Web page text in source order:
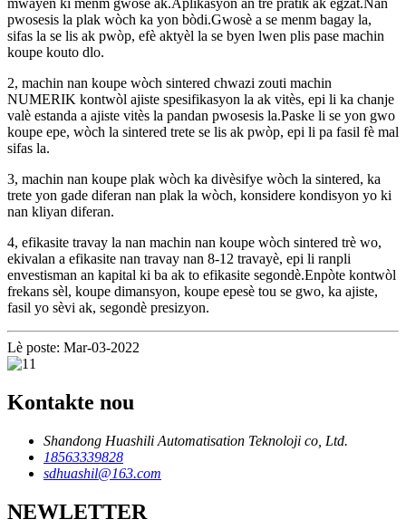
mwayen ki menm gwosè ak.Aplikasyon an trè pratik ak egzat.Nan
pwosesis la plak wòch ka yon bòdi.Gwosè a se menm bagay la,
sifas la se lis ak pwòp, efè aktyèl la se byen lwen plis pase machin
koupe kouto dlo.
2, machin nan koupe wòch sintered chwazi zouti machin
NUMERIK kontwòl ajiste spesifikasyon la ak vitès, epi li ka chanje
valè estanda a ajiste vitès la pandan pwosesis la.Paske li se yon gwo
koupe epe, wòch la sintered trete se lis ak pwòp, epi li pa fasil fè mal
sifas la.
3, machin nan koupe plak wòch ka divèsifye wòch la sintered, ka
trete yon gade diferan nan plak la wòch, konsidere kondisyon yo ki
nan kliyan diferan.
4, efikasite travay la nan machin nan koupe wòch sintered trè wo,
ekivalan a efikasite nan travay nan 8-12 travayè, epi li ranpli
envestisman an kapital ki ba ak to efikasite segondè.Enpòte kontwòl
frekans sèl, koupe dimansyon, koupe epesè tou se gwo, ka ajiste,
fasil yo sèvi ak, segondè presizyon.
Lè poste: Mar-03-2022
Kontakte nou
Shandong Huashili Automatisation Teknoloji co, Ltd.
18563339828
sdhuashil@163.com
NEWLETTER